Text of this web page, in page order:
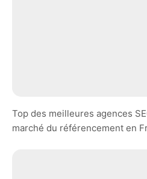
Top des meilleures agences
marché du référencement en